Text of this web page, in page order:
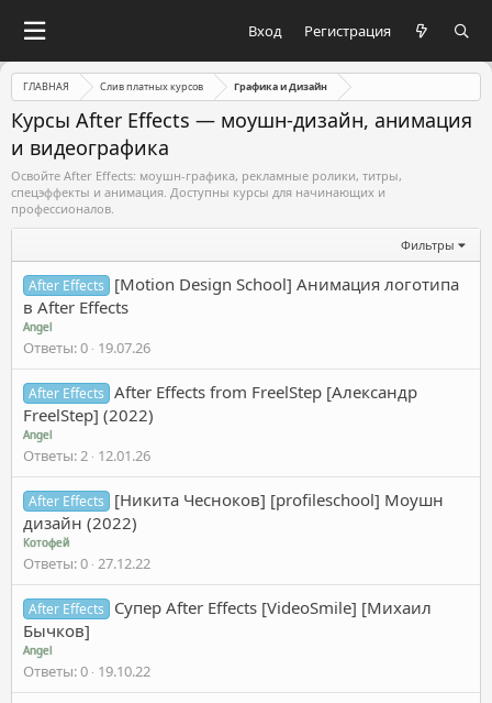
Вход Регистрация
ГЛАВНАЯ Слив платных курсов Графика и Дизайн
Курсы After Effects — моушн-дизайн, анимация
и видеографика
Освойте After Effects: моушн-графика, рекламные ролики, титры,
спецэффекты и анимация. Доступны курсы для начинающих и
профессионалов.
Фильтры
After Effects
[Motion Design School] Анимация логотипа
в After Effects
Angel
Ответы 0 19.07.26
After Effects
After Effects from FreelStep [Александр
FreelStep] (2022)
Angel
Ответы 2 12.01.26
After Effects
[Никита Чесноков] [profileschool] Моушн
дизайн (2022)
Котофей
Ответы 0 27.12.22
After Effects
Супер After Effects [VideoSmile] [Михаил
Бычков]
Angel
Ответы 0 19.10.22